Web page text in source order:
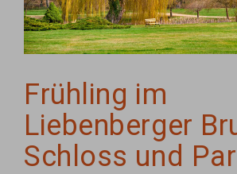
Frühling im
Liebenberger
Schloss und